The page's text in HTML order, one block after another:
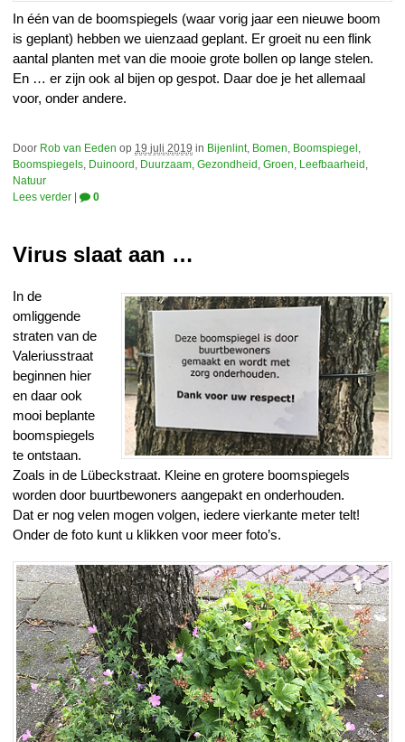
In één van de boomspiegels (waar vorig jaar een nieuwe boom
is geplant) hebben we uienzaad geplant. Er groeit nu een flink
aantal planten met van die mooie grote bollen op lange stelen.
En … er zijn ook al bijen op gespot. Daar doe je het allemaal
voor, onder andere.
Door Rob van Eeden op 19 juli 2019 in Bijenlint, Bomen, Boomspiegel ,
Boomspiegels, Duinoord , Duurzaam, Gezondheid , Groen, Leefbaarheid ,
Natuur
Lees verder
0
Virus slaat aan …
In de
omliggende
straten van de
Valeriusstraat
beginnen hier
en daar ook
mooi beplante
boomspiegels
te ontstaan.
Zoals in de Lübeckstraat. Kleine en grotere boomspiegels
worden door buurtbewoners aangepakt en onderhouden.
Dat er nog velen mogen volgen, iedere vierkante meter telt!
Onder de foto kunt u klikken voor meer foto’s.